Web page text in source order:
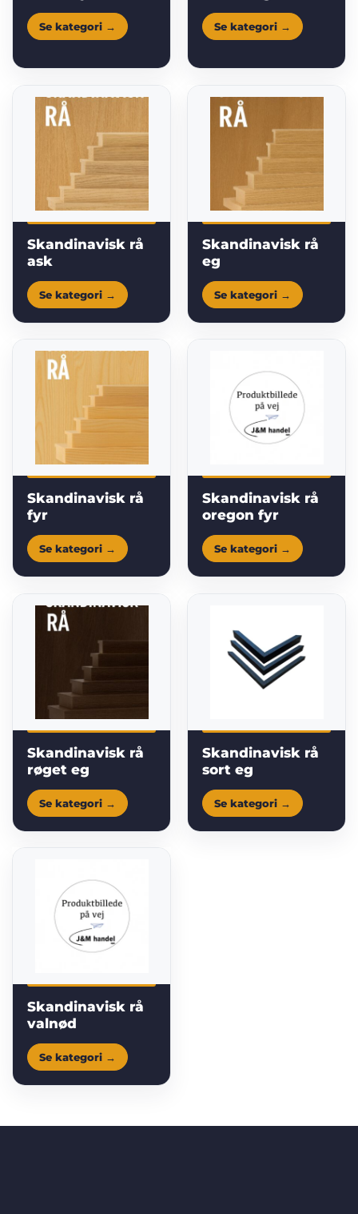
Skandinavisk rå
ask
Skandinavisk rå
eg
Skandinavisk rå
fyr
Skandinavisk rå
oregon fyr
Skandinavisk rå
røget eg
Skandinavisk rå
sort eg
Skandinavisk rå
valnød